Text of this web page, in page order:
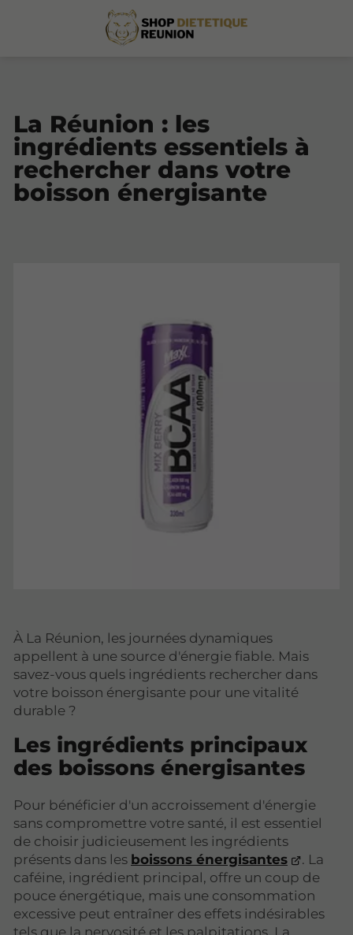
La Réunion : les
ingrédients essentiels à
rechercher dans votre
boisson énergisante
À La Réunion, les journées dynamiques
appellent à une source d'énergie fiable. Mais
savez-vous quels ingrédients rechercher dans
votre boisson énergisante pour une vitalité
durable ?
Les ingrédients principaux
des boissons énergisantes
Pour bénéficier d'un accroissement d'énergie
sans compromettre votre santé, il est essentiel
de choisir judicieusement les ingrédients
présents dans les boissons énergisantes
. La
caféine, ingrédient principal, offre un coup de
pouce énergétique, mais une consommation
excessive peut entraîner des effets indésirables